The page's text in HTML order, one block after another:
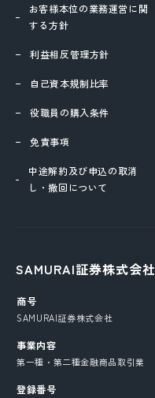
お客様本位の業務運営に関
する方針
利益相反管理方針
自己資本規制比率
役職員の購入条件
免責事項
中途解約及び申込の取消
し・撤回について
SAMURAI証券株式会社
商号
SAMURAI証券株式会社
事業内容
第一種・第二種金融商品取引業
登録番号